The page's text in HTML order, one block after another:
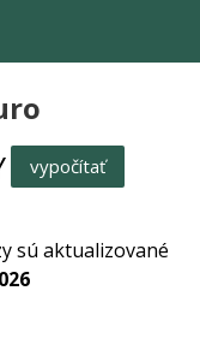
vypočítať
sú aktualizované